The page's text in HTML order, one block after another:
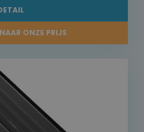
ONZE PRIJS